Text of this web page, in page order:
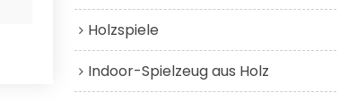
Holzspiele
Indoor-Spielzeug aus Holz